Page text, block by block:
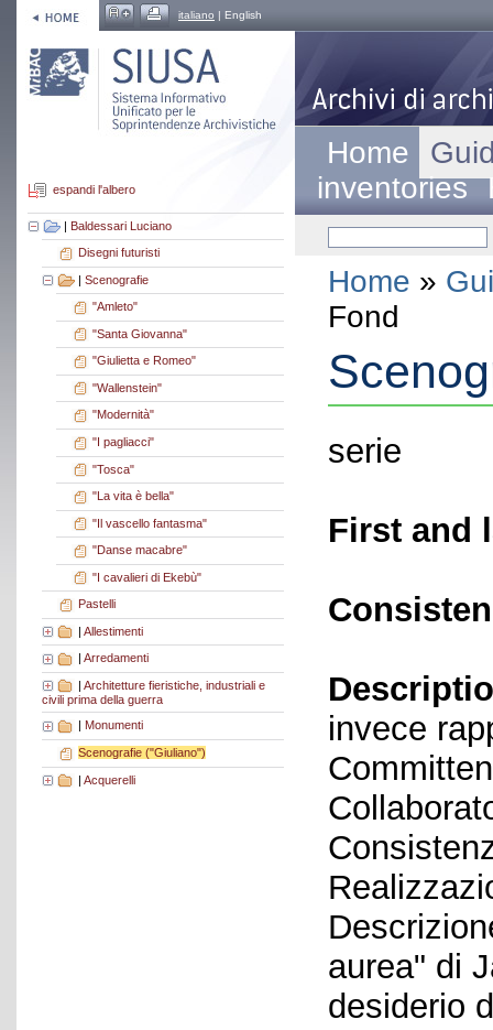
italiano | English
espandi l'albero
| Baldessari Luciano
Disegni futuristi
| Scenografie
"Amleto"
"Santa Giovanna"
"Giulietta e Romeo"
"Wallenstein"
"Modernità"
"I pagliacci"
"Tosca"
"La vita è bella"
"Il vascello fantasma"
"Danse macabre"
"I cavalieri di Ekebù"
Pastelli
| Allestimenti
Arredamenti
| Architetture fieristiche, industriali e
civili prima della guerra
Monumenti
Scenografie ("Giuliano")
| Acquerelli
Home
inventories
Home »
Fond
serie
First and
invece
aurea" di
desiderio